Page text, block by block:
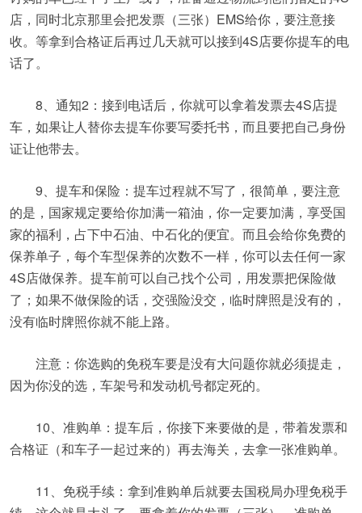
店，同时北京那里会把发票（三张）EMS给你，要注意接
收。等拿到合格证后再过几天就可以接到4S店要你提车的电
话了。
8、通知2：接到电话后，你就可以拿着发票去4S店提
车，如果让人替你去提车你要写委托书，而且要把自己身份
证让他带去。
9、提车和保险：提车过程就不写了，很简单，要注意
的是，国家规定要给你加满一箱油，你一定要加满，享受国
家的福利，占下中石油、中石化的便宜。而且会给你免费的
保养单子，每个车型保养的次数不一样，你可以去任何一家
4S店做保养。提车前可以自己找个公司，用发票把保险做
了；如果不做保险的话，交强险没交，临时牌照是没有的，
没有临时牌照你就不能上路。
注意：你选购的免税车要是没有大问题你就必须提走，
因为你没的选，车架号和发动机号都定死的。
10、准购单：提车后，你接下来要做的是，带着发票和
合格证（和车子一起过来的）再去海关，去拿一张准购单。
11、免税手续：拿到准购单后就要去国税局办理免税手